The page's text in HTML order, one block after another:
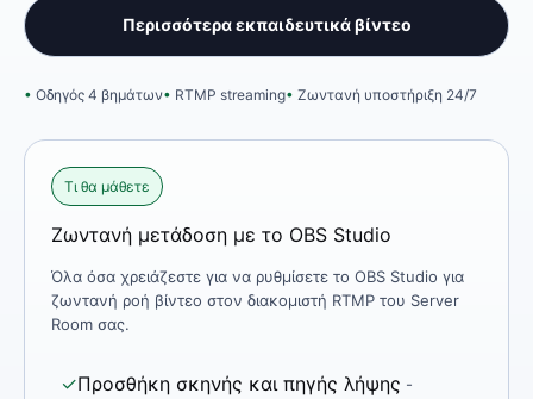
Περισσότερα εκπαιδευτικά βίντεο
Οδηγός 4 βημάτων RTMP streaming Ζωντανή υποστήριξη 24/7
Τι θα μάθετε
Ζωντανή μετάδοση με το OBS Studio
Όλα όσα χρειάζεστε για να ρυθμίσετε το OBS Studio για
ζωντανή ροή βίντεο στον διακομιστή RTMP του Server
Room σας.
✓Προσθήκη σκηνής και πηγής λήψης -